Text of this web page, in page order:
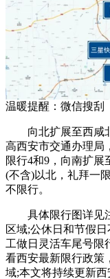
温暖提醒：微信搜刮
向北扩展至西咸北
高西安市交通办理局
限行4和9，向南扩
(不含)以北，礼拜一
不限行。
具体限行图详见注
区域;公休日和节假
工做日灵活车尾号限
看西安最新限行政策
域;本文将持续更新西